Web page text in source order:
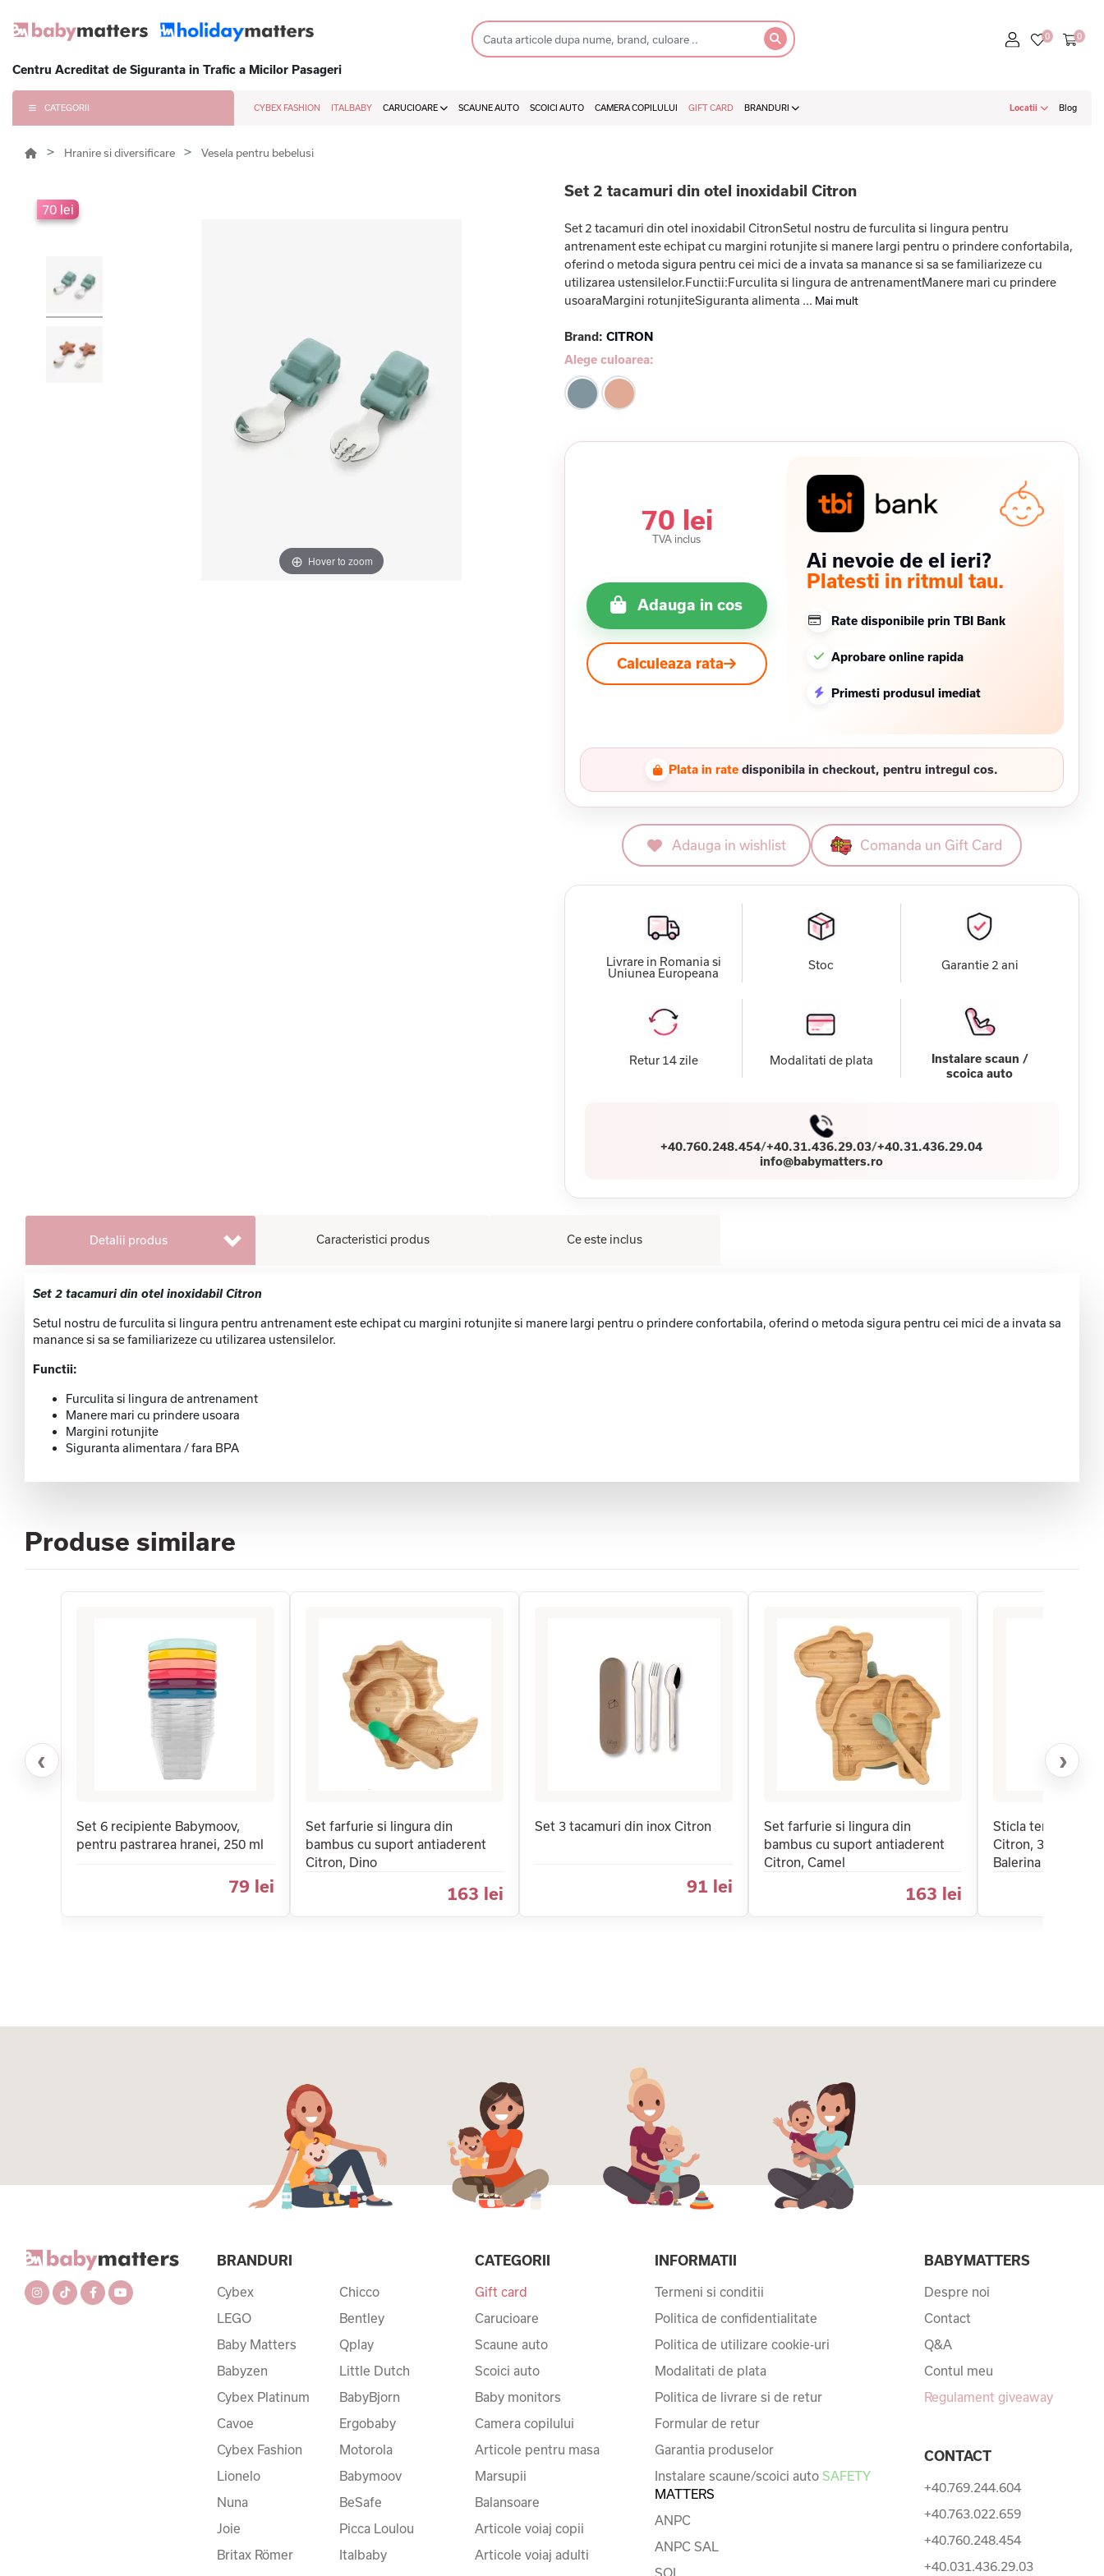
Centru Acreditat de Siguranta in Trafic a Micilor Pasageri
CATEGORII CYBEX FASHION ITALBABY CARUCIOARE SCAUNE AUTO SCOICI AUTO CAMERA COPILULUI GIFT CARD BRANDURI Locatii Blog
Hranire si diversificare Vesela pentru bebelusi
70 lei
Hover to zoom
Set 2 tacamuri din otel inoxidabil Citron
Set 2 tacamuri din otel inoxidabil CitronSetul nostru de furculita si lingura pentru
antrenament este echipat cu margini rotunjite si manere largi pentru o prindere confortabila,
oferind o metoda sigura pentru cei mici de a invata sa manance si sa se familiarizeze cu
utilizarea ustensilelor.Functii:Furculita si lingura de antrenamentManere mari cu prindere
usoaraMargini rotunjiteSiguranta alimenta ... Mai mult
Brand: CITRON
Alege culoarea:
70 lei
TVA inclus
Adauga in cos
Calculeaza rata
Ai nevoie de el ieri?
Platesti in ritmul tau.
Rate disponibile prin TBI Bank
Aprobare online rapida
Primesti produsul imediat
Plata in rate disponibila in checkout, pentru intregul cos.
Adauga in wishlist Comanda un Gift Card
Livrare in Romania si
Uniunea Europeana
Stoc Garantie 2 ani
Retur 14 zile Modalitati de plata
Instalare scaun /
scoica auto
+40.760.248.454/+40.31.436.29.03/+40.31.436.29.04
info@babymatters.ro
Detalii produs Caracteristici produs Ce este inclus
Set 2 tacamuri din otel inoxidabil Citron
Setul nostru de furculita si lingura pentru antrenament este echipat cu margini rotunjite si manere largi pentru o prindere confortabila, oferind o metoda sigura pentru cei mici de a invata sa
manance si sa se familiarizeze cu utilizarea ustensilelor.
Functii:
Furculita si lingura de antrenament
Manere mari cu prindere usoara
Margini rotunjite
Siguranta alimentara / fara BPA
Produse similare
‹
Set 6 recipiente Babymoov,
pentru pastrarea hranei, 250 ml
79 lei
Set farfurie si lingura din
bambus cu suport antiaderent
Citron, Dino
163 lei
Set 3 tacamuri din inox Citron
91 lei
Set farfurie si lingura din
bambus cu suport antiaderent
Citron, Camel
163 lei
Sticla termos
Citron, 350 ml,
Balerina
›
BRANDURI
Cybex
LEGO
Baby Matters
Babyzen
Cybex Platinum
Cavoe
Cybex Fashion
Lionelo
Nuna
Joie
Britax Römer
Chicco
Bentley
Qplay
Little Dutch
BabyBjorn
Ergobaby
Motorola
Babymoov
BeSafe
Picca Loulou
Italbaby
CATEGORII
Gift card
Carucioare
Scaune auto
Scoici auto
Baby monitors
Camera copilului
Articole pentru masa
Marsupii
Balansoare
Articole voiaj copii
Articole voiaj adulti
INFORMATII
Termeni si conditii
Politica de confidentialitate
Politica de utilizare cookie-uri
Modalitati de plata
Politica de livrare si de retur
Formular de retur
Garantia produselor
Instalare scaune/scoici auto SAFETY
MATTERS
ANPC
ANPC SAL
SOL
BABYMATTERS
Despre noi
Contact
Q&A
Contul meu
Regulament giveaway
CONTACT
+40.769.244.604
+40.763.022.659
+40.760.248.454
+40.031.436.29.03